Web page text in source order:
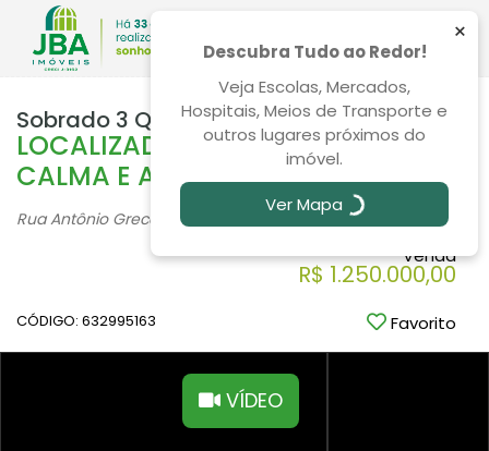
Sobrado 3 Quartos Ahú 208m²
LOCALIZADO EM UMA REGIÃO
CALMA E ARBORIZADA
Rua Antônio Greca, 309, Ahú - Curitiba /PR
Venda
R$ 1.250.000,00
CÓDIGO: 632995163 Favorito
VÍDEO
×
Descubra Tudo ao Redor!
Veja Escolas, Mercados,
Hospitais, Meios de Transporte e
outros lugares próximos do
imóvel.
Ver Mapa